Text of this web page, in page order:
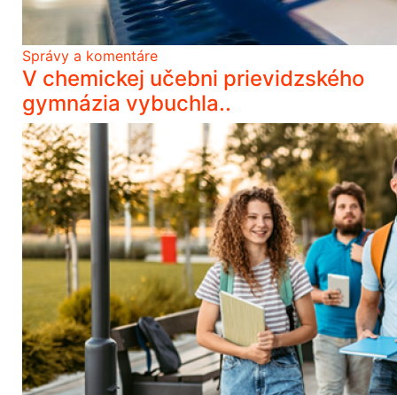
Správy a komentáre
V chemickej učebni prievidzského
gymnázia vybuchla..